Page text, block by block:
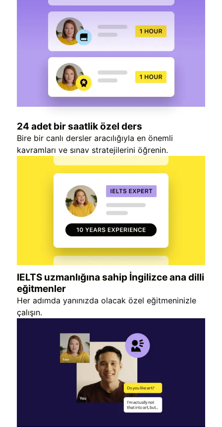
24 adet bir saatlik özel ders
Bire bir canlı dersler aracılığıyla en önemli
kavramları ve sınav stratejilerini öğrenin.
IELTS uzmanlığına sahip İngilizce ana dilli
eğitmenler
Her adımda yanınızda olacak özel eğitmeninizle
çalışın.